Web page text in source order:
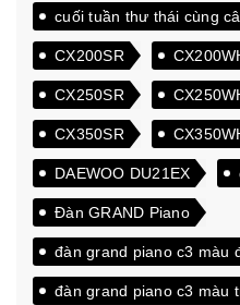
cuối tuần thư thái cùng
CX200SR
CX250SR
CX350SR
DAEWOO DU21EX
Đàn GRAND Piano
đàn grand piano c3 màu
đàn grand piano c3 màu